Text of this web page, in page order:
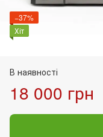
−37%
Хіт
В наявності
18 000 грн